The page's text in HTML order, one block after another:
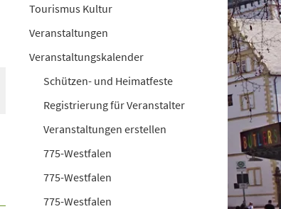
Tourismus Kultur
Veranstaltungen
Veranstaltungskalender
Schützen- und Heimatfeste
Registrierung für Veranstalter
Veranstaltungen erstellen
775-Westfalen
775-Westfalen
775-Westfalen